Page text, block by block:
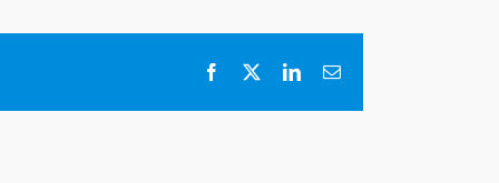
Facebook LinkedIn
E-